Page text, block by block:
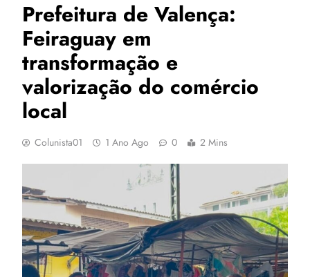
Prefeitura de Valença:
Feiraguay em
transformação e
valorização do comércio
local
Colunista01 1 Ano Ago 0 2 Mins